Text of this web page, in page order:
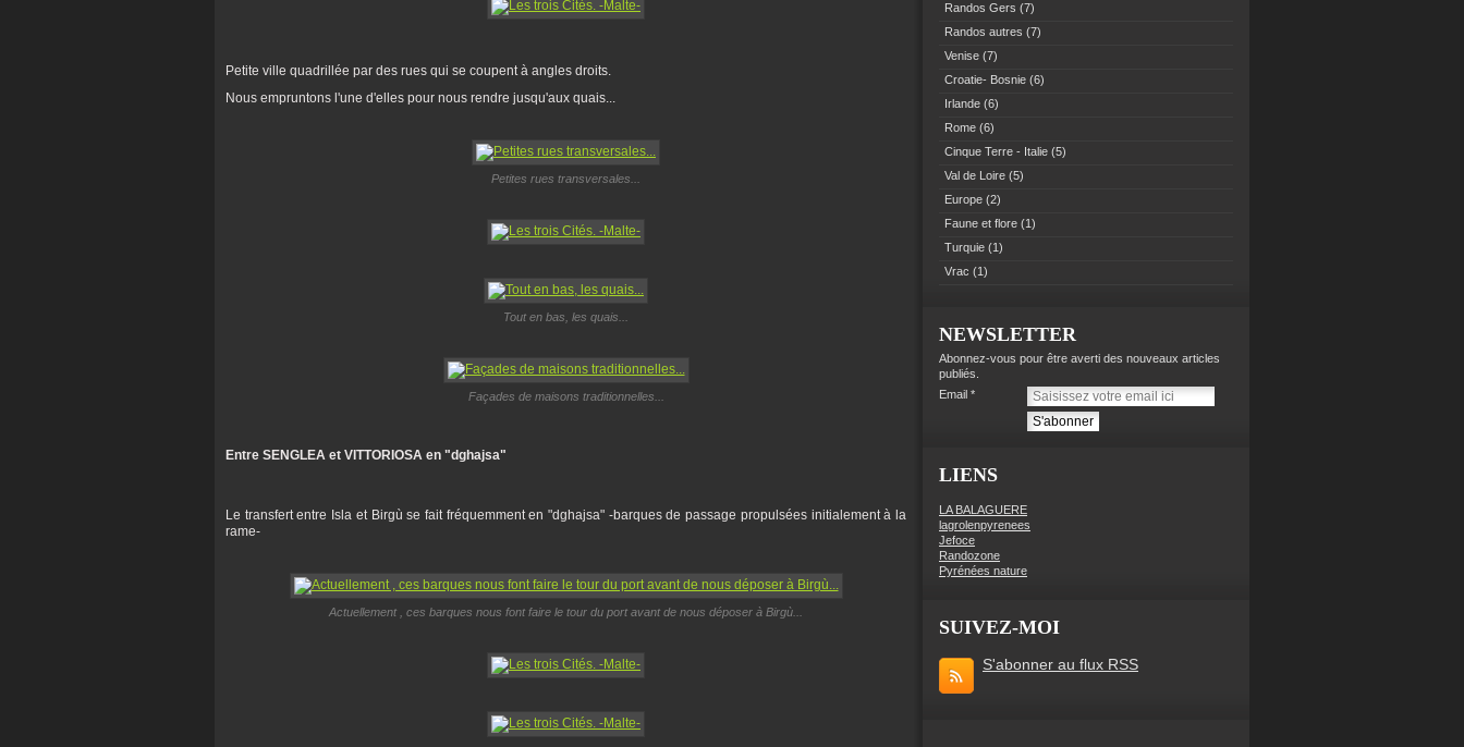
Petite ville quadrillée par des rues qui se coupent à angles droits.
Nous empruntons l'une d'elles pour nous rendre jusqu'aux quais...
Petites rues transversales...
Tout en bas, les quais...
Façades de maisons traditionnelles...
Entre SENGLEA et VITTORIOSA en "dghajsa"
Le transfert entre Isla et Birgù se fait fréquemment en "dghajsa" -barques de passage propulsées initialement à la
rame-
Actuellement , ces barques nous font faire le tour du port avant de nous déposer à Birgù...
Randos Gers (7)
Randos autres (7)
Venise (7)
Croatie- Bosnie (6)
Irlande (6)
Rome (6)
Cinque Terre - Italie (5)
Val de Loire (5)
Europe (2)
Faune et flore (1)
Turquie (1)
Vrac (1)
NEWSLETTER
Abonnez-vous pour être averti des nouveaux articles
publiés.
Email
LIENS
LA BALAGUERE
lagrolenpyrenees
Jefoce
Randozone
Pyrénées nature
SUIVEZ-MOI
S'abonner au flux RSS